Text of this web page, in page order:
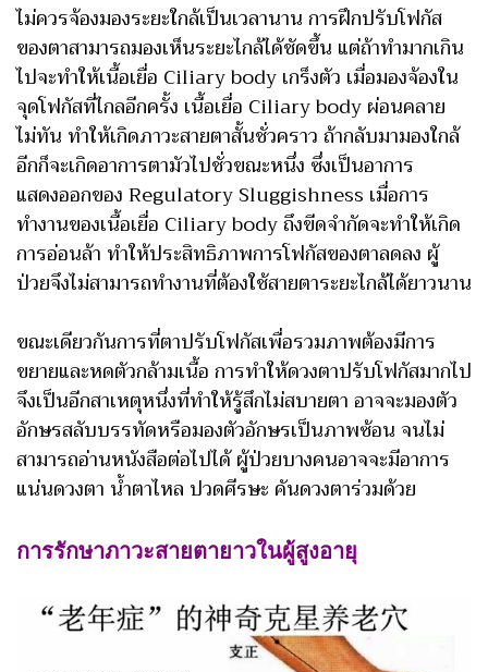
ไม่ควรจ้องมองระยะใกล้เป็นเวลานาน การฝึกปรับโฟกัส
ของตาสามารถมองเห็นระยะไกล้ได้ชัดขึ้น แต่ถ้าทำมากเกิน
ไปจะทำให้เนื้อเยื่อ Ciliary body เกร็งตัว เมื่อมองจ้องใน
จุดโฟกัสที่ไกลอีกครั้ง เนื้อเยื่อ Ciliary body ผ่อนคลาย
ไม่ทัน ทำให้เกิดภาวะสายตาสั้นชั่วคราว ถ้ากลับมามองใกล้
อีกก็จะเกิดอาการตามัวไปชั่วขณะหนึ่ง ซึ่งเป็นอาการ
แสดงออกของ Regulatory Sluggishness เมื่อการ
ทำงานของเนื้อเยื่อ Ciliary body ถึงขีดจำกัดจะทำให้เกิด
การอ่อนล้า ทำให้ประสิทธิภาพการโฟกัสของตาลดลง ผู้
ป่วยจึงไม่สามารถทำงานที่ต้องใช้สายตาระยะไกล้ได้ยาวนาน
ขณะเดียวกันการที่ตาปรับโฟกัสเพื่อรวมภาพต้องมีการ
ขยายและหดตัวกล้ามเนื้อ การทำให้ดวงตาปรับโฟกัสมากไป
จึงเป็นอีกสาเหตุหนึ่งที่ทำให้รู้สึกไม่สบายตา อาจจะมองตัว
อักษรสลับบรรทัดหรือมองตัวอักษรเป็นภาพซ้อน จนไม่
สามารถอ่านหนังสือต่อไปได้ ผู้ป่วยบางคนอาจจะมีอาการ
แน่นดวงตา น้ำตาไหล ปวดศีรษะ คันดวงตาร่วมด้วย
การรักษาภาวะสายตายาวในผู้สูงอายุ